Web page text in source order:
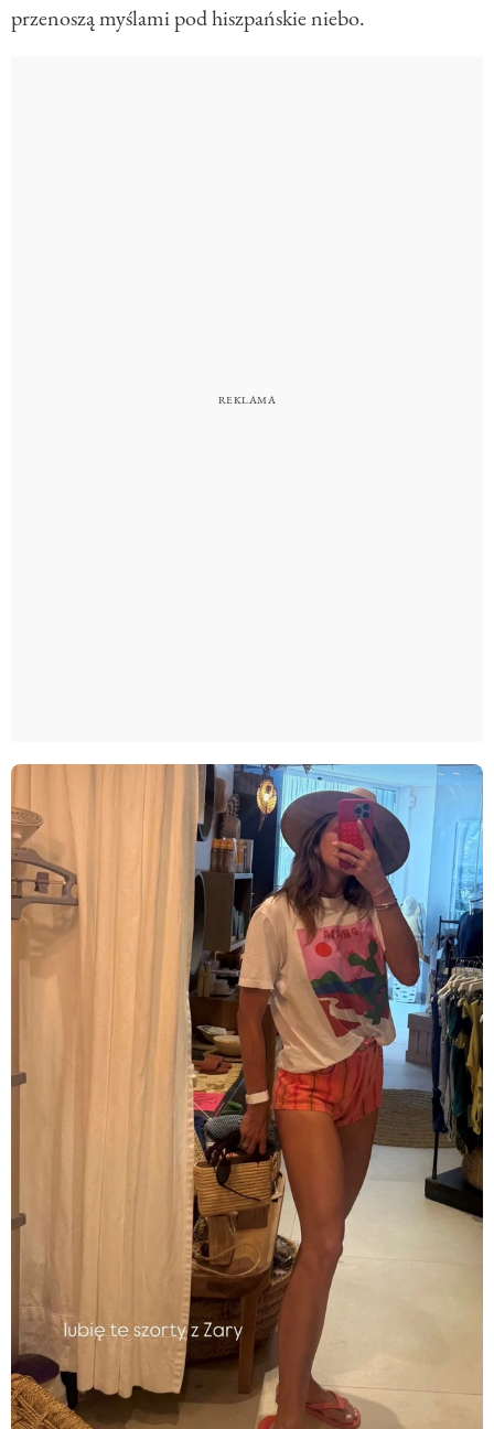
przenoszą myślami pod hiszpańskie niebo.